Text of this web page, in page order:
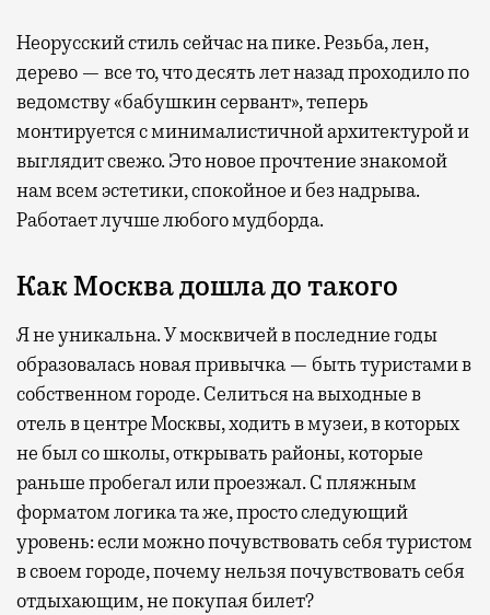
Неорусский стиль сейчас на пике. Резьба, лен,
дерево — все то, что десять лет назад проходило по
ведомству «бабушкин сервант», теперь
монтируется с минималистичной архитектурой и
выглядит свежо. Это новое прочтение знакомой
нам всем эстетики, спокойное и без надрыва.
Работает лучше любого мудборда.
Как Москва дошла до такого
Я не уникальна. У москвичей в последние годы
образовалась новая привычка — быть туристами в
собственном городе. Селиться на выходные в
отель в центре Москвы, ходить в музеи, в которых
не был со школы, открывать районы, которые
раньше пробегал или проезжал. С пляжным
форматом логика та же, просто следующий
уровень: если можно почувствовать себя туристом
в своем городе, почему нельзя почувствовать себя
отдыхающим, не покупая билет?